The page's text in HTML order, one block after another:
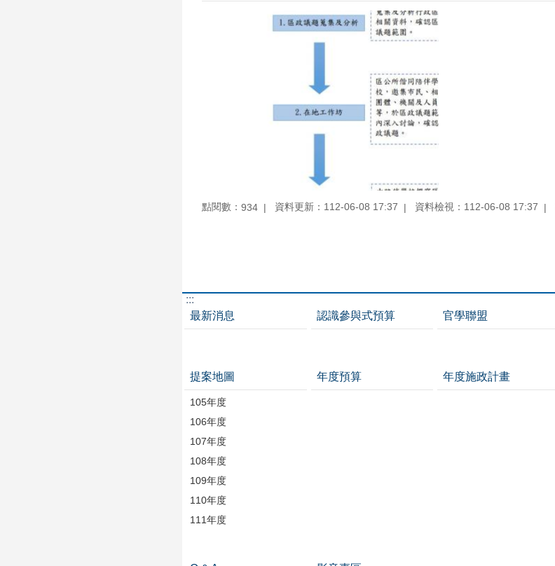
點閱數： 934 資料更新：112-06-08 17:37 資料檢視：112-06-08 17:37
:::
最新消息
認識參與式預算 官學聯盟
提案地圖
105年度
106年度
107年度
108年度
109年度
110年度
111年度
年度預算 年度施政計畫